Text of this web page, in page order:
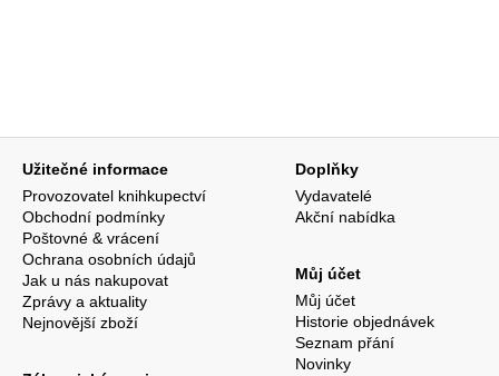
Užitečné informace
Provozovatel knihkupectví
Obchodní podmínky
Poštovné & vrácení
Ochrana osobních údajů
Jak u nás nakupovat
Zprávy a aktuality
Nejnovější zboží
Doplňky
Vydavatelé
Akční nabídka
Můj účet
Můj účet
Historie objednávek
Seznam přání
Novinky